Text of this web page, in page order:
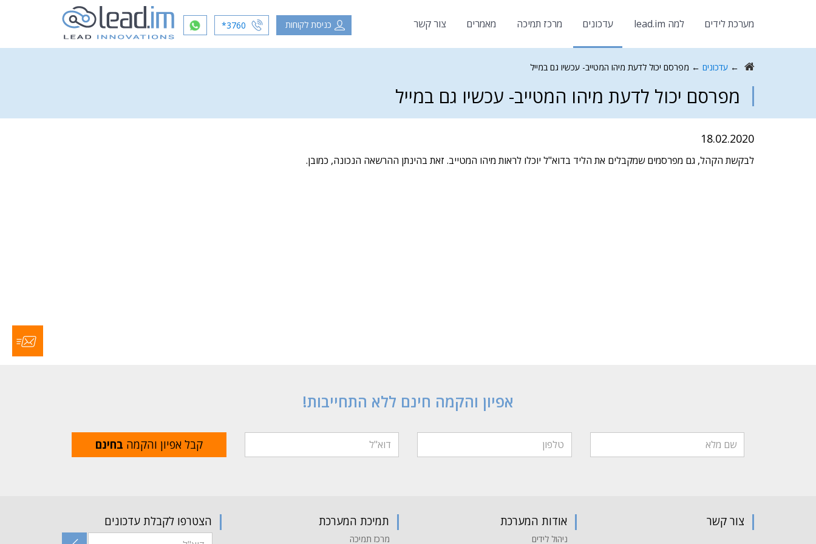
מערכת לידים למה lead.im עדכונים מרכז תמיכה מאמרים צור קשר כניסת לקוחות *3760
← עדכונים ← מפרסם יכול לדעת מיהו המטייב- עכשיו גם במייל
מפרסם יכול לדעת מיהו המטייב- עכשיו גם במייל
18.02.2020
לבקשת הקהל, גם מפרסמים שמקבלים את הליד בדוא"ל יוכלו לראות מיהו המטייב. זאת בהינתן ההרשאה הנכונה, כמובן.
אפיון והקמה חינם ללא התחייבות!
קבל אפיון והקמה בחינם
צור קשר אודות המערכת
ניהול לידים
תמיכת המערכת
מרכז תמיכה
הצטרפו לקבלת עדכונים